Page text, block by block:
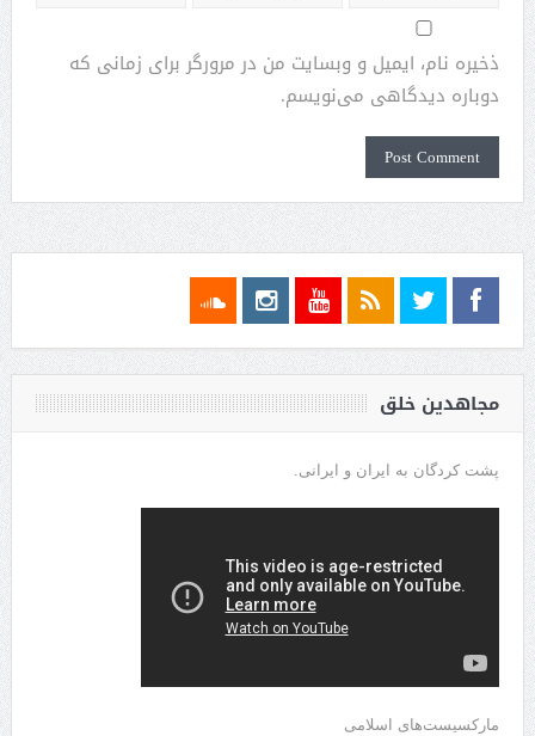
ذخیره نام، ایمیل و وبسایت من در مرورگر برای زمانی که
دوباره دیدگاهی می‌نویسم.
مجاهدین خلق
پشت کردگان به ایران و ایرانی.
مارکسیست‌های اسلامی